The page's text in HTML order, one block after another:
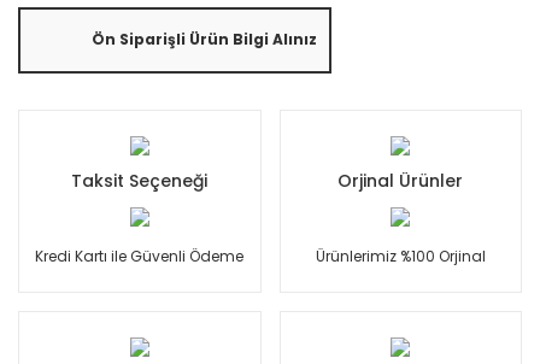
Ön Siparişli Ürün Bilgi Alınız
Taksit Seçeneği
Kredi Kartı ile Güvenli Ödeme
Orjinal Ürünler
Ürünlerimiz %100 Orjinal